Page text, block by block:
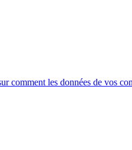
comment les données de vos